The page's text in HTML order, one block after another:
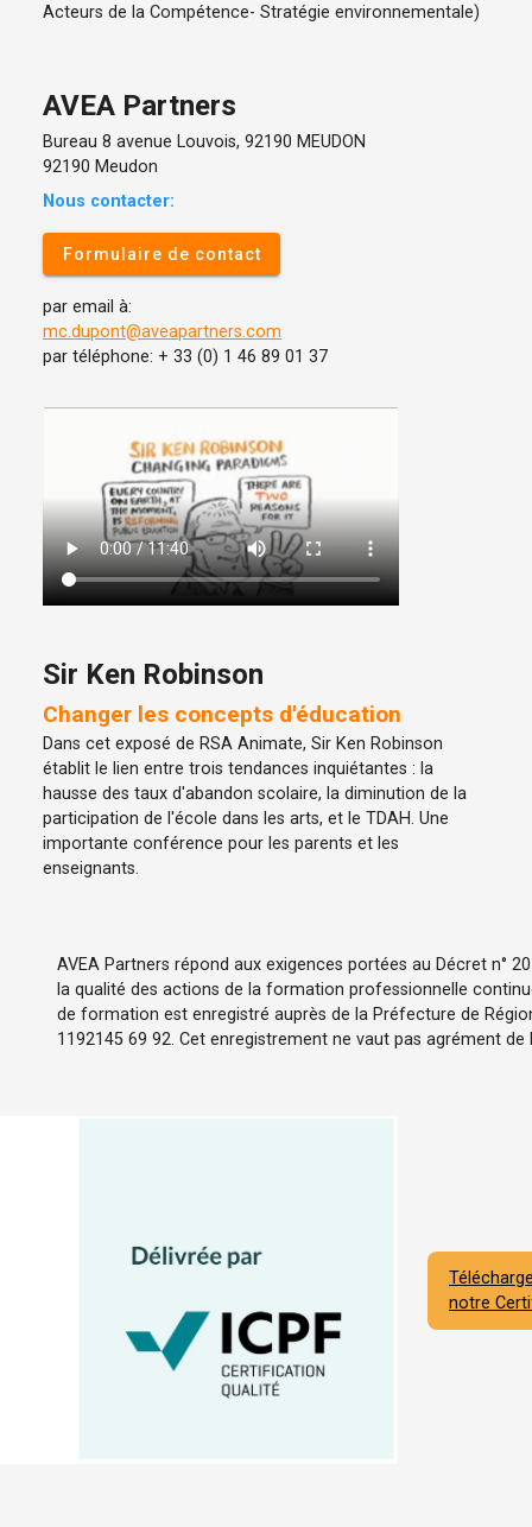
Acteurs de la Compétence- Stratégie environnementale)
AVEA Partners
Bureau 8 avenue Louvois, 92190 MEUDON
92190 Meudon
Nous contacter:
Formulaire de contact
par email à:
mc.dupont@aveapartners.com
par téléphone: + 33 (0) 1 46 89 01 37
Sir Ken Robinson
Changer les concepts d'éducation
Dans cet exposé de RSA Animate, Sir Ken Robinson
établit le lien entre trois tendances inquiétantes : la
hausse des taux d'abandon scolaire, la diminution de la
participation de l'école dans les arts, et le TDAH. Une
importante conférence pour les parents et les
enseignants.
AVEA Partners répond aux exigences portées au Décret n°
la qualité des actions de la formation professionnelle
de formation est enregistré auprès de la Préfecture de
1192145 69 92. Cet enregistrement ne vaut pas agrément de
notre